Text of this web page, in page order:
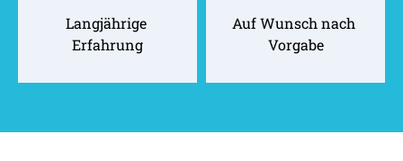
Langjährige
Erfahrung
Auf Wunsch nach
Vorgabe